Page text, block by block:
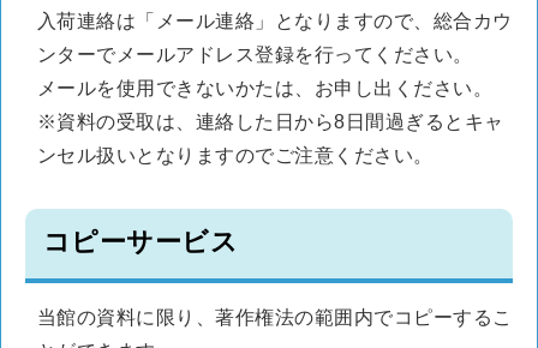
入荷連絡は「メール連絡」となりますので、総合カウ
ンターでメールアドレス登録を行ってください。
メールを使用できないかたは、お申し出ください。
※資料の受取は、連絡した日から8日間過ぎるとキャ
ンセル扱いとなりますのでご注意ください。
コピーサービス
当館の資料に限り、著作権法の範囲内でコピーするこ